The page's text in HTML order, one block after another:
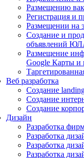
Размещению
Регистрация и
Размещении на
Создание и
объявлений
Размещение
Google Карты и
Веб разработка
Создание
Создание
Создание
Дизайн
Разработка
Разработка
Разработка
Разработка